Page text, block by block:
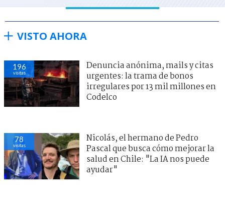
VISTO AHORA
196
visitas
Denuncia anónima, mails y citas
urgentes: la trama de bonos
irregulares por 13 mil millones en
Codelco
78
visitas
Nicolás, el hermano de Pedro
Pascal que busca cómo mejorar la
salud en Chile: "La IA nos puede
ayudar"